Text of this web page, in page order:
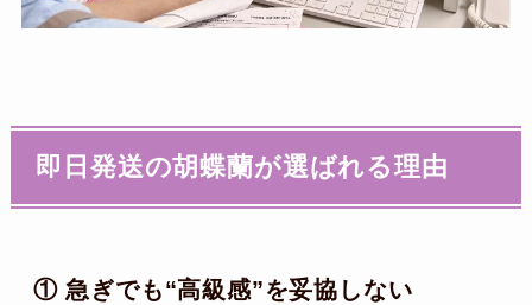
即日発送の胡蝶蘭が選ばれる理由
① 急ぎでも“高級感”を妥協しない